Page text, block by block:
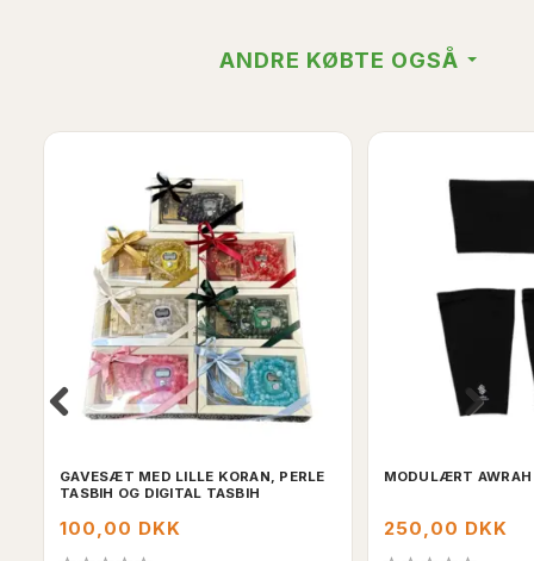
ANDRE KØBTE OGSÅ
GAVESÆT MED LILLE KORAN, PERLE
TASBIH OG DIGITAL TASBIH
100,00 DKK
MODULÆRT
250,00 DKK